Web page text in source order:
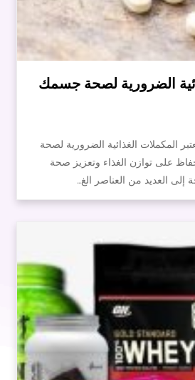
الضرورية لصحة جسمك
المكملات الغذائية الضرورية لصحة
على توازن الغذاء وتعزيز صحة
العديد من العناصر الغ…